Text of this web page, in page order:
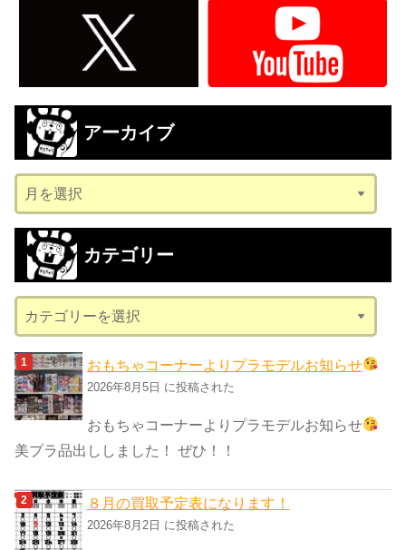
アーカイブ
ー
カ
ブ
カテゴリー
テ
ゴ
リ
ー
おもちゃコーナーよりプラモデルお知らせ
2026年8月5日 に投稿された
おもちゃコーナーよりプラモデルお知らせ
美プラ品出ししました！ ぜひ！！
８月の買取予定表になります！
2026年8月2日 に投稿された